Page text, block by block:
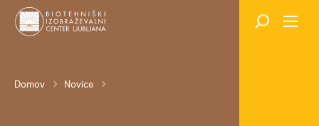
Skok
na
Breadcrumb
Domov Novice